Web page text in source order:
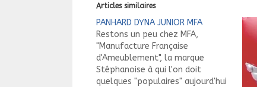
Articles similaires
PANHARD DYNA JUNIOR MFA
Restons un peu chez MFA,
"Manufacture Française
d'Ameublement", la marque
Stéphanoise à qui l'on doit
quelques "populaires" aujourd'hui